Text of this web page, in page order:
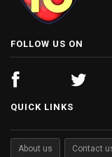
FOLLOW US ON
QUICK LINKS
About us Contact